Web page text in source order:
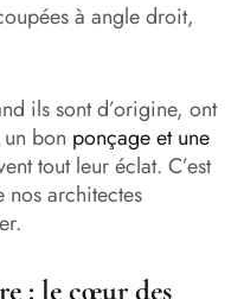
à angle droit,
ils sont d’origine, ont
bon ponçage et une
tout leur éclat. C’est
nos architectes
: le cœur des